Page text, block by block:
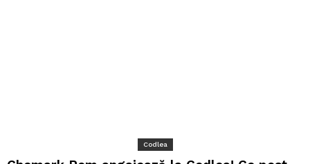
Codlea